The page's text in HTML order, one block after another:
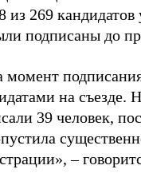
из 269
подписаны до
на съезде.
39 человек,
–